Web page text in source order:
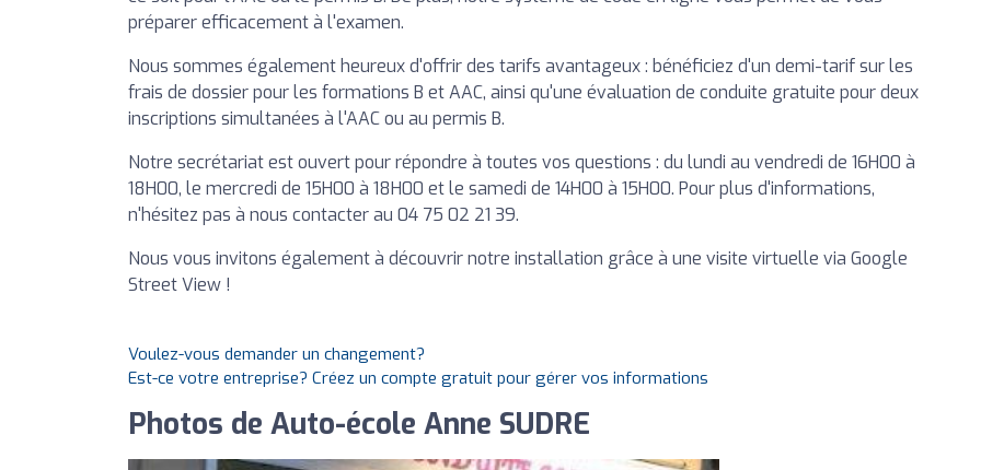
préparer efficacement à l'examen.
Nous sommes également heureux d'offrir des tarifs avantageux : bénéficiez d'un demi-tarif sur les
frais de dossier pour les formations B et AAC, ainsi qu'une évaluation de conduite gratuite pour deux
inscriptions simultanées à l'AAC ou au permis B.
Notre secrétariat est ouvert pour répondre à toutes vos questions : du lundi au vendredi de 16H00 à
18H00, le mercredi de 15H00 à 18H00 et le samedi de 14H00 à 15H00. Pour plus d'informations,
n'hésitez pas à nous contacter au 04 75 02 21 39.
Nous vous invitons également à découvrir notre installation grâce à une visite virtuelle via Google
Street View !
Voulez-vous demander un changement?
Est-ce votre entreprise? Créez un compte gratuit pour gérer vos informations
Photos de Auto-école Anne SUDRE